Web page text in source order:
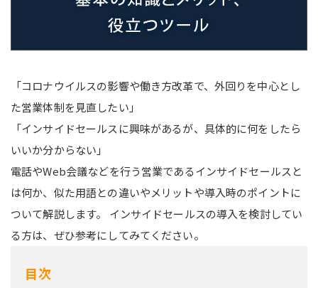
「コロナウイルスの影響や働き方改革で、外回りを中心とし
た営業体制を見直したい」
「インサイドセールスに興味があるが、具体的に何をしたら
いいか分からない」
電話やWeb会議などを行う営業であるインサイドセールスと
は何か、似た用語との違いやメリットや導入時のポイントに
ついて解説します。 インサイドセールスの導入を検討してい
る方は、ぜひ参考にしてみてください。
目次